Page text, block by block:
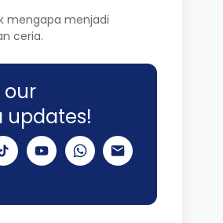
mengapa menjadi
ceria.
our
updates!